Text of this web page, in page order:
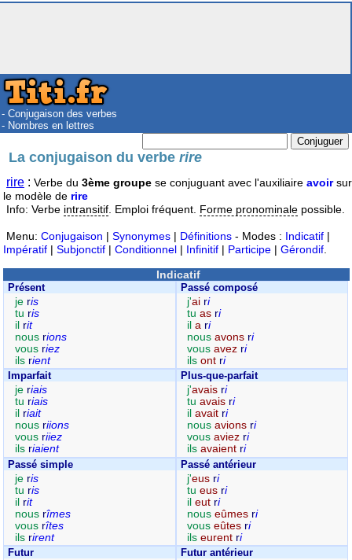
- Conjugaison des verbes
- Nombres en lettres
La conjugaison du verberire
rire : Verbe du 3ème groupe se conjuguant avec l'auxiliaire avoirsur
le modèle de rire
Info: Verbe intransitif . Emploi fréquent. Forme pronominale possible.
Menu: Conjugaison | Synonymes | Définitions - Modes : Indicatif |
Impératif | Subjonctif | Conditionnel | Infinitif | Participe | Gérondif
Indicatif
Présent
je ris
tu ris
il rit
nous rions
vous riez
ils rient
Passé composé
j'ai ri
tuas ri
ila ri
nousavons ri
vousavez ri
ilsont ri
Imparfait
je riais
tu riais
il riait
nous riions
vous riiez
ils riaient
Plus-que-parfait
j'avais ri
tuavais ri
ilavait ri
nousavions ri
vousaviez ri
ilsavaient ri
Passé simple
je ris
tu ris
il rit
nous rîmes
vous rîtes
ils rirent
Passé antérieur
j'eus ri
tueus ri
ileut ri
nouseûmes ri
vouseûtes ri
ilseurent ri
Futur
Futur antérieur